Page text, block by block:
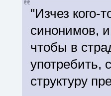
"Изчез кого-
синонимов,
чтобы в
употребить,
структуру